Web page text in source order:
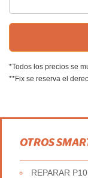
*Todos los precios se
**Fix se reserva el
OTROS
REPARAR